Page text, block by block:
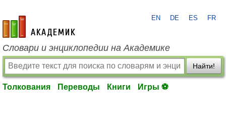
academic.ru
EN DE ES FR
Словари и энциклопедии на Академике
Найти!
Толкования Переводы Книги Игры ⚽